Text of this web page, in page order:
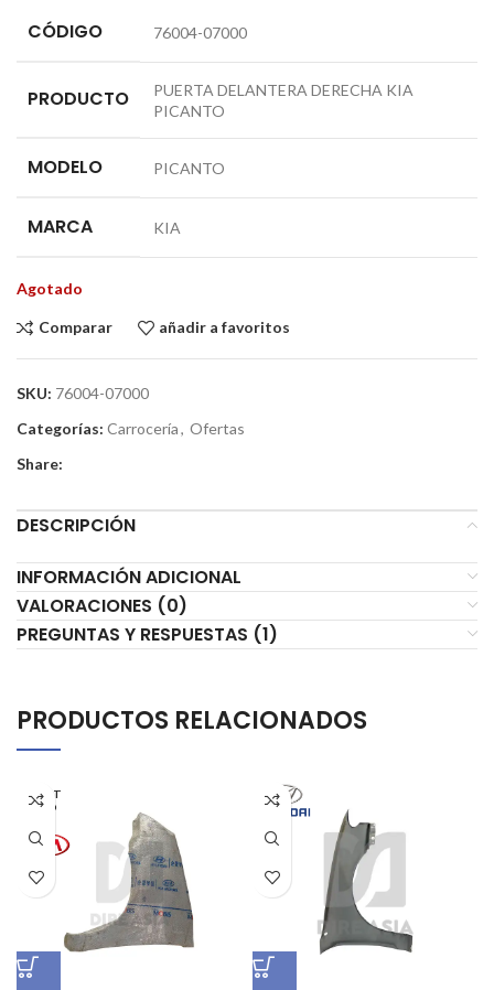
CÓDIGO 76004-07000
PRODUCTO
PUERTA DELANTERA DERECHA KIA
PICANTO
MODELO PICANTO
MARCA KIA
Agotado
Comparar añadir a favoritos
SKU: 76004-07000
Categorías: Carrocería, Ofertas
Share:
DESCRIPCIÓN
INFORMACIÓN ADICIONAL
VALORACIONES (0)
PREGUNTAS Y RESPUESTAS (1)
PRODUCTOS RELACIONADOS
AGOT
ADO